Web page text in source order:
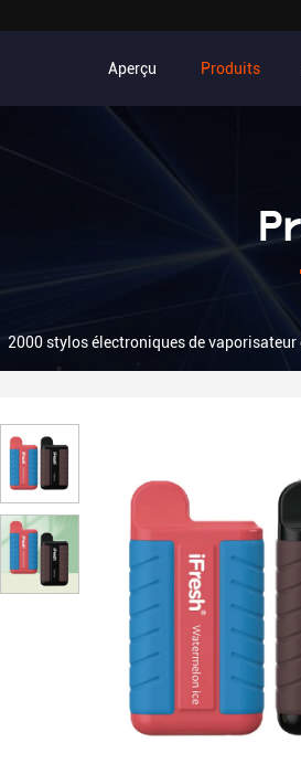
Aperçu Produits
2000 stylos électroniques de